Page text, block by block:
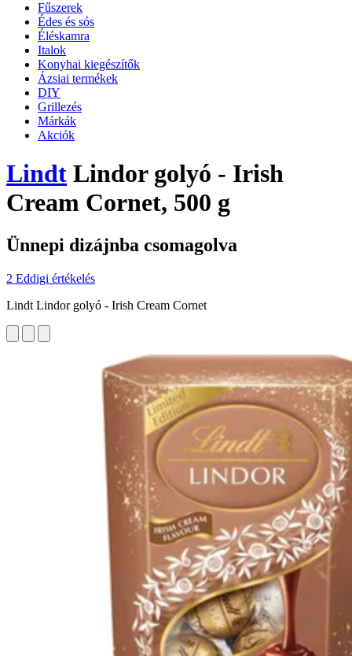
Fűszerek
Édes és sós
Éléskamra
Italok
Konyhai kiegészítők
Ázsiai termékek
DIY
Grillezés
Márkák
Akciók
Lindt Lindor golyó - Irish
Cream Cornet, 500 g
Ünnepi dizájnba csomagolva
2 Eddigi értékelés
Lindt Lindor golyó - Irish Cream Cornet